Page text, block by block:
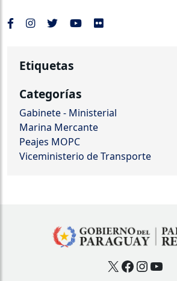
Etiquetas
Categorías
Gabinete - Ministerial
Marina Mercante
Peajes MOPC
Viceministerio de Transporte
X Facebook